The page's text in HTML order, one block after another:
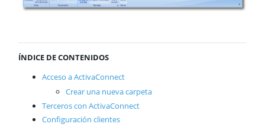
Calendario
Business Intelligence
Inbox
Funcionalidades comunes
ÍNDICE DE CONTENIDOS
Acceso a ActivaConnect
Crear una nueva carpeta
Terceros con ActivaConnect
Configuración clientes